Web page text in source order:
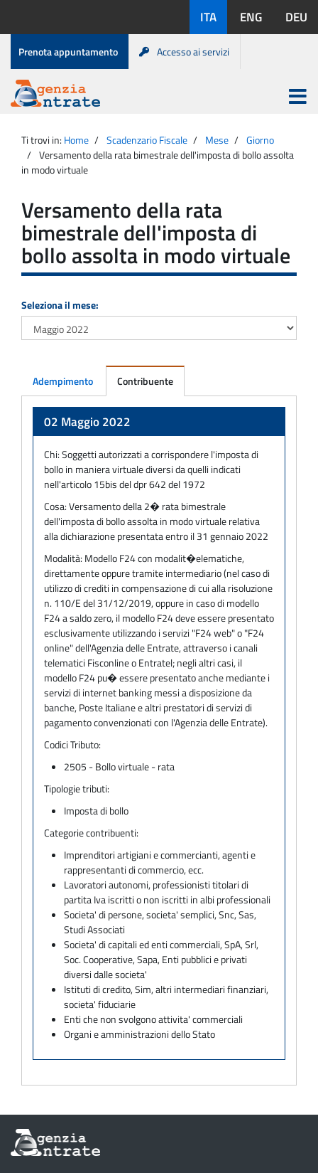
contenuto
disponibili:
ITA ENG DEU
Menu
di
servizio
Prenota appuntamento Accesso ai servizi
Agenzia
Entrate
Apri
menu
principale
Ti trovi in: Home Scadenzario Fiscale Mese
Giorno
Versamento della rata bimestrale dell'imposta di bollo assolta
in modo virtuale
Versamento della rata
bimestrale dell'imposta di
bollo assolta in modo virtuale
Seleziona il mese:
Adempimento Contribuente
02 Maggio 2022
Chi:Soggetti autorizzati a corrispondere l'imposta di
bollo in maniera virtuale diversi da quelli indicati
nell'articolo 15bis del dpr 642 del 1972
Cosa:Versamento della 2� rata bimestrale
dell'imposta di bollo assolta in modo virtuale relativa
alla dichiarazione presentata entro il 31 gennaio 2022
Modalità: Modello F24 con modalit�elematiche,
direttamente oppure tramite intermediario (nel caso di
utilizzo di crediti in compensazione di cui alla risoluzione
n. 110/E del 31/12/2019, oppure in caso di modello
F24 a saldo zero, il modello F24 deve essere presentato
esclusivamente utilizzando i servizi "F24 web" o "F24
online" dell'Agenzia delle Entrate, attraverso i canali
telematici Fisconline o Entratel; negli altri casi, il
modello F24 pu� essere presentato anche mediante i
servizi di internet banking messi a disposizione da
banche, Poste Italiane e altri prestatori di servizi di
pagamento convenzionati con l'Agenzia delle Entrate).
Codici Tributo:
2505 - Bollo virtuale - rata
Tipologie tributi:
Imposta di bollo
Categorie contribuenti:
Imprenditori artigiani e commercianti, agenti e
rappresentanti di commercio, ecc.
Lavoratori autonomi, professionisti titolari di
partita Iva iscritti o non iscritti in albi professionali
Societa' di persone, societa' semplici, Snc, Sas,
Studi Associati
Societa' di capitali ed enti commerciali, SpA, Srl,
Soc. Cooperative, Sapa, Enti pubblici e privati
diversi dalle societa'
Istituti di credito, Sim, altri intermediari finanziari,
societa' fiduciarie
Enti che non svolgono attivita' commerciali
Organi e amministrazioni dello Stato
Informazioni
sul